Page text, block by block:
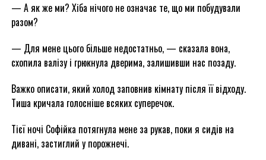
— А як же ми? Хіба нічого не означає те, що ми побудували
разом?
— Для мене цього більше недостатньо, — сказала вона,
схопила валізу і грюкнула дверима, залишивши нас позаду.
Важко описати, який холод заповнив кімнату після її відходу.
Тиша кричала голосніше всяких суперечок.
Тієї ночі Софійка потягнула мене за рукав, поки я сидів на
дивані, застиглий у порожнечі.